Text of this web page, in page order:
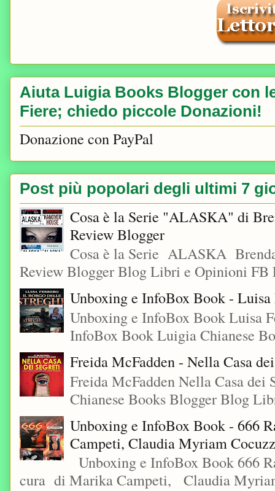
Aiuta Luigia Books Blogger con
Fiere; chiedo piccole Donazioni!
Donazione con PayPal
Post più popolari degli ultimi 7
Cosa è la Serie "ALASKA" di
Review Blogger
Cosa è la Serie ALASKA
Review Blogger Blog Libri e Opinioni
Unboxing e InfoBox Book -
Unboxing e InfoBox Book Luisa
InfoBox Book Luigia Chianese
Freida McFadden - Nella Casa
Freida McFadden Nella Casa
Chianese Books Blogger Blog
Unboxing e InfoBox Book - 666
Campeti, Claudia Myriam
Unboxing e InfoBox Book 666
cura di Marika Campeti, Claudia